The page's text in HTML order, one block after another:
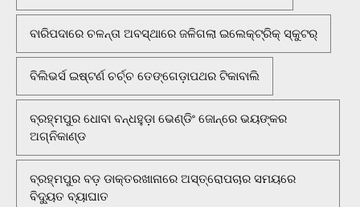
ବାରିପଦାରେ ଚଳନ୍ତା ଅବସ୍ଥାରେ ଜଳିଗଲା ଇଲେକ୍ଟ୍ରିକ୍ ସ୍କୁଟର୍
ବିଲିଭର୍ସ ଇଷ୍ଟର୍ଣ ଚର୍ଚ୍ଚ ତେଙ୍ଗେଡ଼ାପଥର ଟିକାବାଲି
ବ୍ରହ୍ମପୁର ଧୋବା ବନ୍ଧହୁଡ଼ା ଭେଣ୍ଡିଂ ଜୋନ୍‌ରେ ଭୟଙ୍କର
ଅଗ୍ନିକାଣ୍ଡ
ବ୍ରହ୍ମପୁର ବଡ଼ ଡାକ୍ତରଖାନାରେ ଅସ୍ତ୍ରୋପଚାର ସମୟରେ
ବିଦ୍ୟୁତ ବ୍ୟାଘାତ